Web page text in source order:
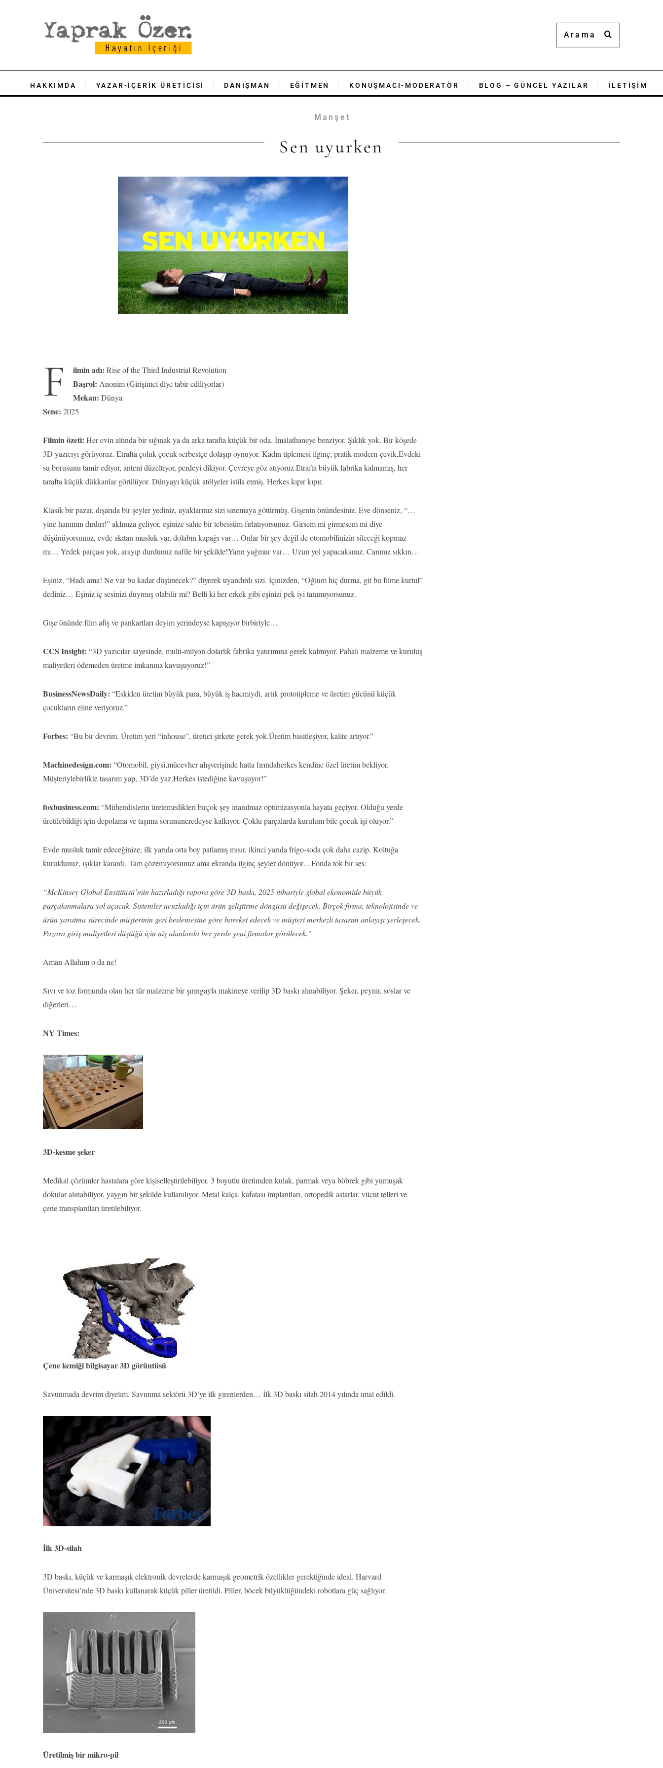
HAKKIMDA YAZAR-İÇERİK ÜRETİCİSİ DANIŞMAN EĞİTMEN KONUŞMACI-MODERATÖR BLOG – GÜNCEL YAZILAR İLETİŞİM
Manşet
Sen uyurken
F ilmin adı: Rise of the Third Industrial Revolution
Başrol: Anonim (Girişimci diye tabir ediliyorlar)
Mekan: Dünya
Sene: 2025
Filmin özeti: Her evin altında bir sığınak ya da arka tarafta küçük bir oda. İmalathaneye benziyor. Şıklık yok. Bir köşede
3D yazıcıyı görüyoruz. Etrafta çoluk çocuk serbestçe dolaşıp oynuyor. Kadın tiplemesi ilginç; pratik-modern-çevik,Evdeki
su borusunu tamir ediyor, anteni düzeltiyor, perdeyi dikiyor. Çevreye göz atıyoruz.Etrafta büyük fabrika kalmamış, her
tarafta küçük dükkanlar görülüyor. Dünyayı küçük atölyeler istila etmiş. Herkes kıpır kıpır.
Klasik bir pazar, dışarıda bir şeyler yediniz, ayaklarınız sizi sinemaya götürmüş. Gişenin önündesiniz. Eve dönseniz, “…
yine hanımın dırdırı!” aklınıza geliyor, eşinize sahte bir tebessüm fırlatıyorsunuz. Girsem mi girmesem mi diye
düşünüyorsunuz, evde akıtan musluk var, dolabın kapağı var… Onlar bir şey değil de otomobilinizin sileceği kopmaz
mı… Yedek parçası yok, arayıp durdunuz nafile bir şekilde!Yarın yağmur var… Uzun yol yapacaksınız. Canınız sıkkın…
Eşiniz, “Hadi ama! Ne var bu kadar düşünecek?” diyerek uyandırdı sizi. İçinizden, “Oğlum hiç durma, git bu filme kurtul”
dediniz… Eşiniz iç sesinizi duymuş olabilir mi? Belli ki her erkek gibi eşinizi pek iyi tanımıyorsunuz.
Gişe önünde film afiş ve pankartları deyim yerindeyse kapışıyor birbiriyle…
CCS Insight: “3D yazıcılar sayesinde, multi-milyon dolarlık fabrika yatırımına gerek kalmıyor. Pahalı malzeme ve kuruluş
maliyetleri ödemeden üretme imkanına kavuşuyoruz!”
BusinessNewsDaily: “Eskiden üretim büyük para, büyük iş hacmiydi, artık prototipleme ve üretim gücünü küçük
çocukların eline veriyoruz.”
Forbes: “Bu bir devrim. Üretim yeri “inhouse”, üretici şirkete gerek yok.Üretim basitleşiyor, kalite artıyor.”
Machinedesign.com: “Otomobil, giysi,mücevher alışverişinde hatta fırındaherkes kendine özel üretim bekliyor.
Müşteriylebirlikte tasarım yap, 3D’de yaz.Herkes istediğine kavuşuyor!”
foxbusiness.com: “Mühendislerin üretemedikleri birçok şey inanılmaz optimizasyonla hayata geçiyor. Olduğu yerde
üretilebildiği için depolama ve taşıma sorununeredeyse kalkıyor. Çoklu parçalarda kurulum bile çocuk işi oluyor.”
Evde musluk tamir edeceğinize, ilk yarıda orta boy patlamış mısır, ikinci yarıda frigo-soda çok daha cazip. Koltuğa
kuruldunuz, ışıklar karardı. Tam çözemiyorsunuz ama ekranda ilginç şeyler dönüyor…Fonda tok bir ses:
“McKinsey Global Ensititüsü’nün hazırladığı rapora göre 3D baskı, 2025 itibariyle global ekonomide büyük
parçalanmalara yol açacak. Sistemler ucuzladığı için ürün geliştirme döngüsü değişecek. Birçok firma, teknolojisinde ve
ürün yaratma sürecinde müşterinin geri beslemesine göre hareket edecek ve müşteri merkezli tasarım anlayışı yerleşecek.
Pazara giriş maliyetleri düştüğü için niş alanlarda her yerde yeni firmalar görülecek.”
Aman Allahım o da ne!
Sıvı ve toz formunda olan her tür malzeme bir şırıngayla makineye verilip 3D baskı alınabiliyor. Şeker, peynir, soslar ve
diğerleri…
NY Times:
3D-kesme şeker
Medikal çözümler hastalara göre kişiselleştirilebiliyor. 3 boyutlu üretimden kulak, parmak veya böbrek gibi yumuşak
dokular alınabiliyor, yaygın bir şekilde kullanılıyor. Metal kalça, kafatası implantları, ortopedik astarlar, vücut telleri ve
çene transplantları üretilebiliyor.
Çene kemiği bilgisayar 3D görüntüsü
Savunmada devrim diyelim. Savunma sektörü 3D’ye ilk girenlerden… İlk 3D baskı silah 2014 yılında imal edildi.
İlk 3D-silah
3D baskı, küçük ve karmaşık elektronik devrelerde karmaşık geometrik özellikler gerektiğinde ideal. Harvard
Üniversitesi’nde 3D baskı kullanarak küçük piller üretildi. Piller, böcek büyüklüğündeki robotlara güç sağlıyor.
Üretilmiş bir mikro-pil